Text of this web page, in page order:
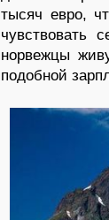
тысяч евро,
чувствовать
норвежцы
подобной